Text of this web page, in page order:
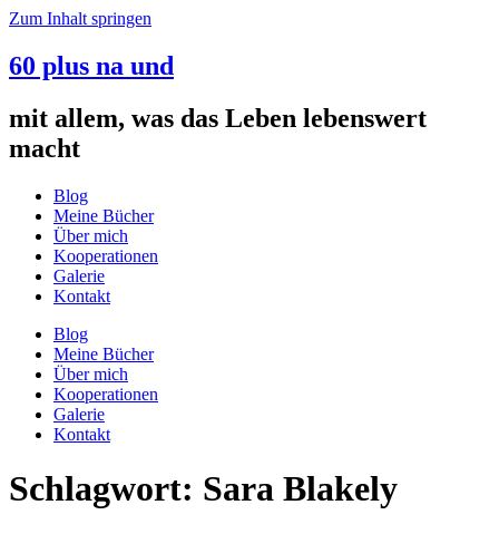
Zum Inhalt springen
60 plus na und
mit allem, was das Leben lebenswert
macht
Blog
Meine Bücher
Über mich
Kooperationen
Galerie
Kontakt
Blog
Meine Bücher
Über mich
Kooperationen
Galerie
Kontakt
Schlagwort: Sara Blakely